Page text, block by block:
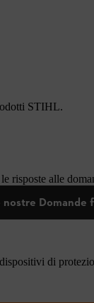
STIHL.
risposte alle
Domande
di